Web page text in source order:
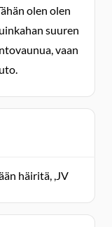
olen olen
suuren
vaan
häiritä, ,JV